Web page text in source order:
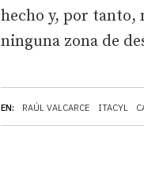
EN: RAÚL VALCARCE ITACYL
hecho y, por tanto,
ninguna zona de